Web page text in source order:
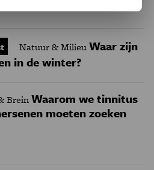
Natuur & MilieuWaar zijn
in de winter?
BreinWaarom we tinnitus
moeten zoeken